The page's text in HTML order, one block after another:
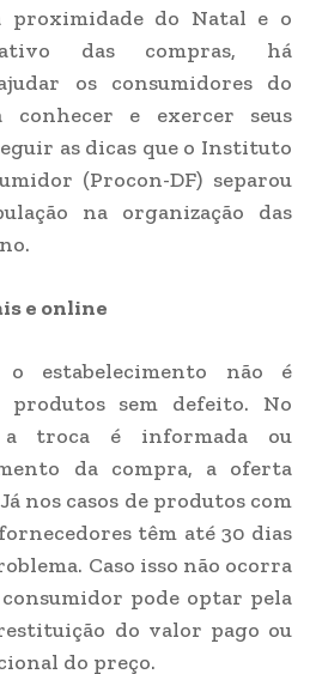
proximidade do Natal e o
das compras, há
os consumidores do
e exercer seus
as dicas que o Instituto
(Procon-DF) separou
na organização das
e online
estabelecimento não é
sem defeito. No
a troca é informada ou
da compra, a oferta
nos casos de produtos com
têm até 30 dias
Caso isso não ocorra
pode optar pela
do valor pago ou
do preço.